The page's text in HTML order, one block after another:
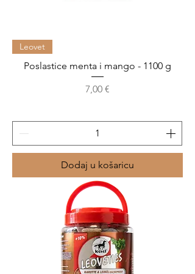
Leovet
Poslastice menta i mango - 1100 g
Cijena
7,00 €
Dodaj u košaricu